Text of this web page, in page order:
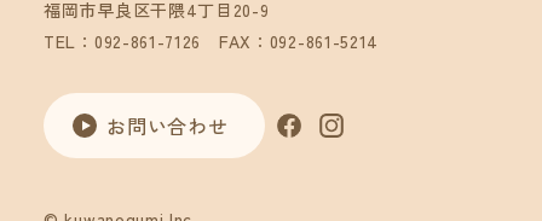
福岡市早良区干隈4丁目20-9
TEL：092-861-7126
FAX：092-861-5214
お問い合わせ